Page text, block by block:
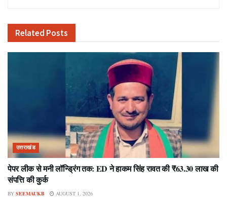
Related Posts
उत्तराखंड
पेपर लीक से मनी लॉन्ड्रिंग तक: ED ने हाकम सिंह रावत की ₹63.30 लाख की
संपत्ति की कुर्क
BY SEEMAUKB AUGUST 1, 2026